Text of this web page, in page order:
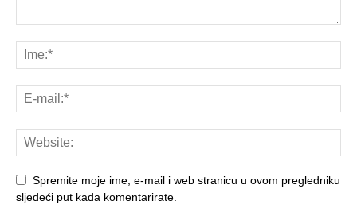
Spremite moje ime, e-mail i web stranicu u ovom pregledniku
sljedeći put kada komentarirate.